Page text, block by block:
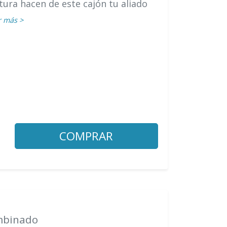
hacen de este cajón tu aliado
más >
COMPRAR